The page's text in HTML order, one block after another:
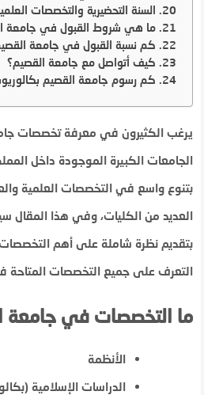
السنة التحضيرية والتخصصات
ما هي شروط القبول في جامعة
كم نسبة القبول في جامعة
كيف أتواصل مع جامعة القصيم؟
كم رسوم جامعة القصيم
يرغب الكثيرون في معرفة تخصصات
الجامعات الكبيرة الموجودة داخل
بتنوع واسع في التخصصات العلمية
العديد من الكليات، وفي هذا
بتقديم نظرة شاملة على أهم
التعرف على جميع التخصصات المتاحة
ما التخصصات في جامعة
الأنظمة
الدراسات الإسلامية